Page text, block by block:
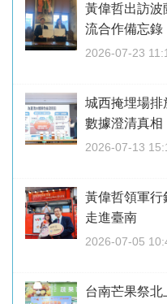
黃偉哲出訪
流合作備忘錄
2026-07-23
城西掩埋場
數據澄清真
2026-07-13
黃偉哲領軍
走進臺南
2026-07-05
台南芒果祭